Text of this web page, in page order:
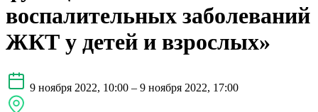
воспалительных заболеваний
ЖКТ у детей и взрослых»
9 ноября 2022, 10:00 – 9 ноября 2022, 17:00